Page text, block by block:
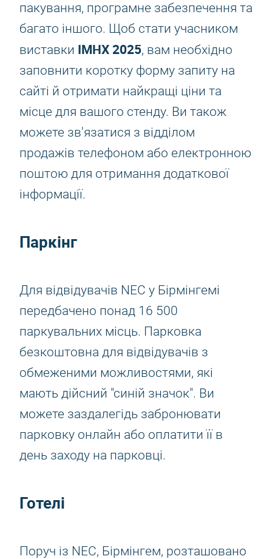
пакування, програмне забезпечення та
багато іншого. Щоб стати учасником
виставки IMHX 2025, вам необхідно
заповнити коротку форму запиту на
сайті й отримати найкращі ціни та
місце для вашого стенду. Ви також
можете зв'язатися з відділом
продажів телефоном або електронною
поштою для отримання додаткової
інформації.
Паркінг
Для відвідувачів NEC у Бірмінгемі
передбачено понад 16 500
паркувальних місць. Парковка
безкоштовна для відвідувачів з
обмеженими можливостями, які
мають дійсний "синій значок". Ви
можете заздалегідь забронювати
парковку онлайн або оплатити її в
день заходу на парковці.
Готелі
Поруч із NEC, Бірмінгем, розташовано